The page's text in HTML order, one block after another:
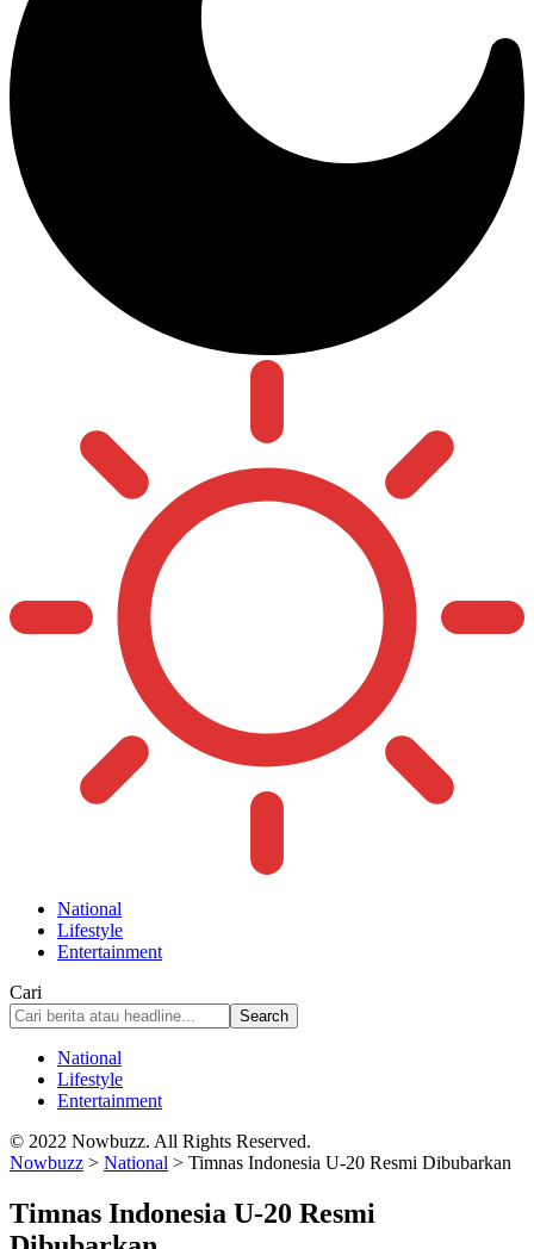
National
Lifestyle
Entertainment
Cari
National
Lifestyle
Entertainment
© 2022 Nowbuzz. All Rights Reserved.
Nowbuzz > National > Timnas Indonesia U-20 Resmi Dibubarkan
Timnas Indonesia U-20 Resmi